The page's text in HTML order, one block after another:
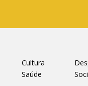
Cultura
Saúde